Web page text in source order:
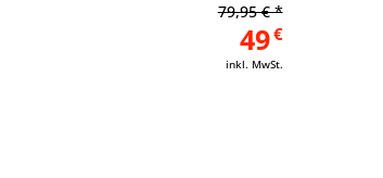
49€
inkl. MwSt.
79,95 € *